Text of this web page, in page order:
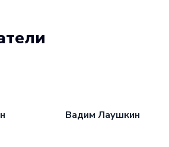
Вадим Лаушкин